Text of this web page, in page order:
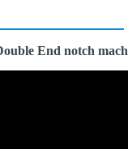
End notch